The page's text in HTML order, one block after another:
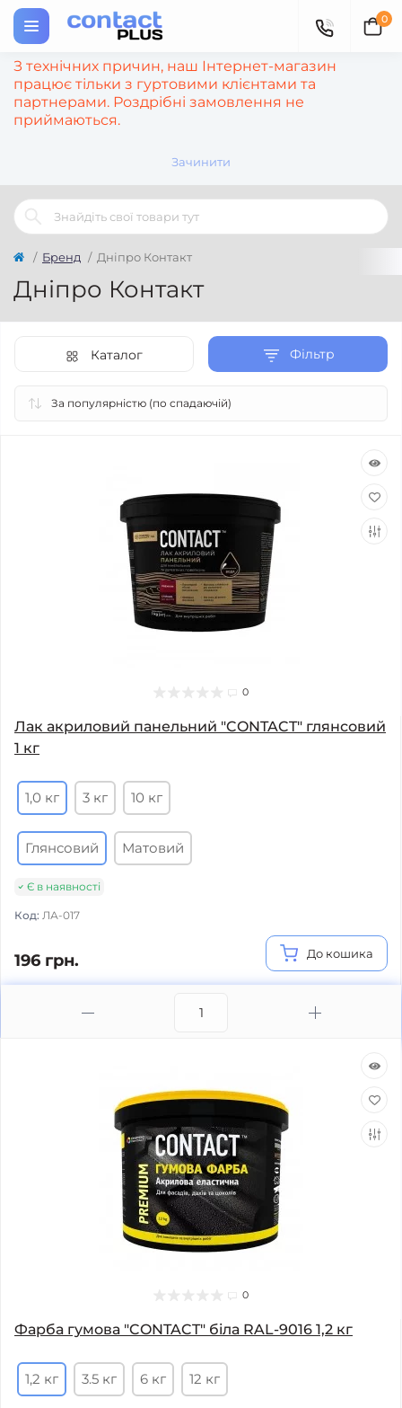
З технічних причин, наш Інтернет-магазин
працює тільки з гуртовими клієнтами та
партнерами. Роздрібні замовлення не
приймаються.
Зачинити
0
Бренд Дніпро Контакт
Дніпро Контакт
Фільтр
Каталог
0
Лак акриловий панельний "CONTACT" глянсовий
1 кг
1,0 кг 3 кг 10 кг
Глянсовий Матовий
Є в наявності
Код: ЛА-017
196 грн. До кошика
0
Фарба гумова "CONTACT" бiла RAL-9016 1,2 кг
1,2 кг 3.5 кг 6 кг 12 кг